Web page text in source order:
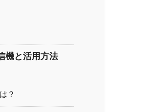
機と活用方法
？